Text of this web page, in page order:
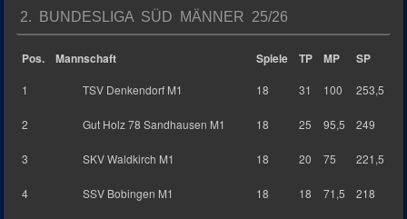
2. BUNDESLIGA SÜD MÄNNER 25/26
Pos. Mannschaft Spiele TP MP SP
1 TSV Denkendorf M1 18 31 100 253,5
2 Gut Holz 78 Sandhausen M1 18 25 95,5 249
3 SKV Waldkirch M1 18 20 75 221,5
4 SSV Bobingen M1 18 18 71,5 218